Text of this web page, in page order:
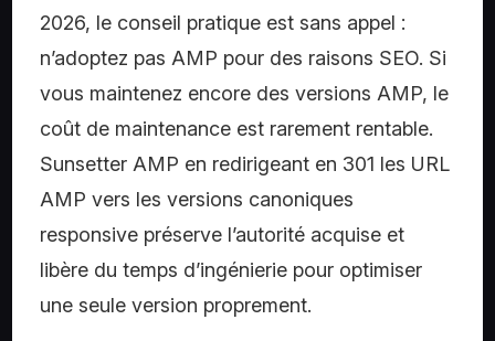
2026, le conseil pratique est sans appel :
n’adoptez pas AMP pour des raisons SEO. Si
vous maintenez encore des versions AMP, le
coût de maintenance est rarement rentable.
Sunsetter AMP en redirigeant en 301 les URL
AMP vers les versions canoniques
responsive préserve l’autorité acquise et
libère du temps d’ingénierie pour optimiser
une seule version proprement.